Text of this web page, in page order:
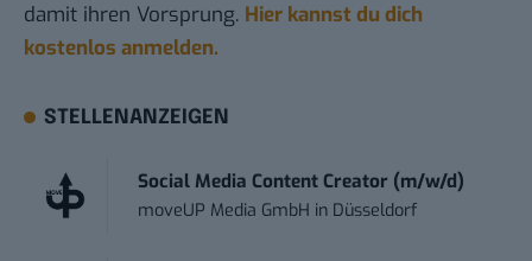
damit ihren Vorsprung. Hier kannst du dich
kostenlos anmelden.
STELLENANZEIGEN
Social Media Content Creator (m/w/d)
moveUP Media GmbH in Düsseldorf